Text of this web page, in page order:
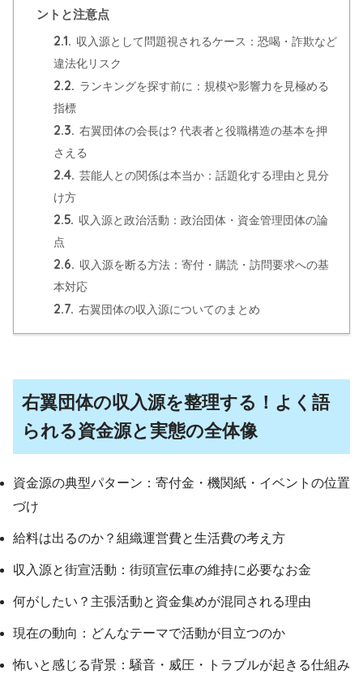
ントと注意点
2.1. 収入源として問題視されるケース：恐喝・詐欺など
違法化リスク
2.2. ランキングを探す前に：規模や影響力を見極める
指標
2.3. 右翼団体の会長は? 代表者と役職構造の基本を押
さえる
2.4. 芸能人との関係は本当か：話題化する理由と見分
け方
2.5. 収入源と政治活動：政治団体・資金管理団体の論
点
2.6. 収入源を断る方法：寄付・購読・訪問要求への基
本対応
2.7. 右翼団体の収入源についてのまとめ
右翼団体の収入源を整理する！よく語
られる資金源と実態の全体像
資金源の典型パターン：寄付金・機関紙・イベントの位置
づけ
給料は出るのか？組織運営費と生活費の考え方
収入源と街宣活動：街頭宣伝車の維持に必要なお金
何がしたい？主張活動と資金集めが混同される理由
現在の動向：どんなテーマで活動が目立つのか
怖いと感じる背景：騒音・威圧・トラブルが起きる仕組み